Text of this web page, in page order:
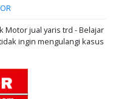
Motor jual yaris trd - Belajar
ingin mengulangi kasus